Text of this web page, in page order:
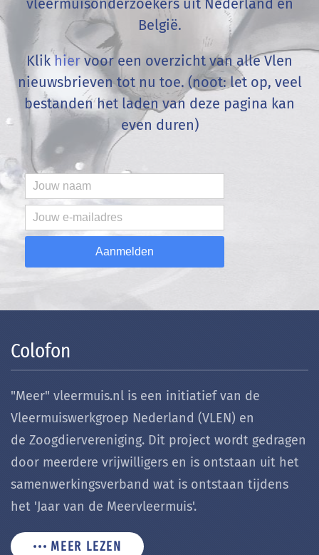
vleermuisonderzoekers uit Nederland en
België.
Klik hier voor een overzicht van alle Vlen
nieuwsbrieven tot nu toe. (noot: let op, veel
bestanden het laden van deze pagina kan
even duren)
Aanmelden
Colofon
"Meer" vleermuis.nl is een initiatief van de
Vleermuiswerkgroep Nederland (VLEN) en
de Zoogdiervereniging. Dit project wordt gedragen
door meerdere vrijwilligers en is ontstaan uit het
samenwerkingsverband wat is ontstaan tijdens
het 'Jaar van de Meervleermuis'.
MEER LEZEN